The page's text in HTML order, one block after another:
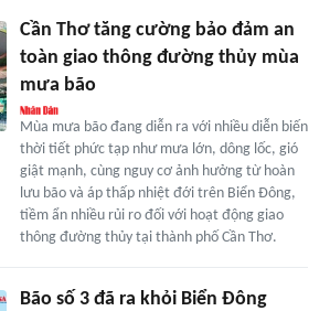
Cần Thơ tăng cường bảo đảm an
toàn giao thông đường thủy mùa
mưa bão
Mùa mưa bão đang diễn ra với nhiều diễn biến
thời tiết phức tạp như mưa lớn, dông lốc, gió
giật mạnh, cùng nguy cơ ảnh hưởng từ hoàn
lưu bão và áp thấp nhiệt đới trên Biển Đông,
tiềm ẩn nhiều rủi ro đối với hoạt động giao
thông đường thủy tại thành phố Cần Thơ.
Bão số 3 đã ra khỏi Biển Đông